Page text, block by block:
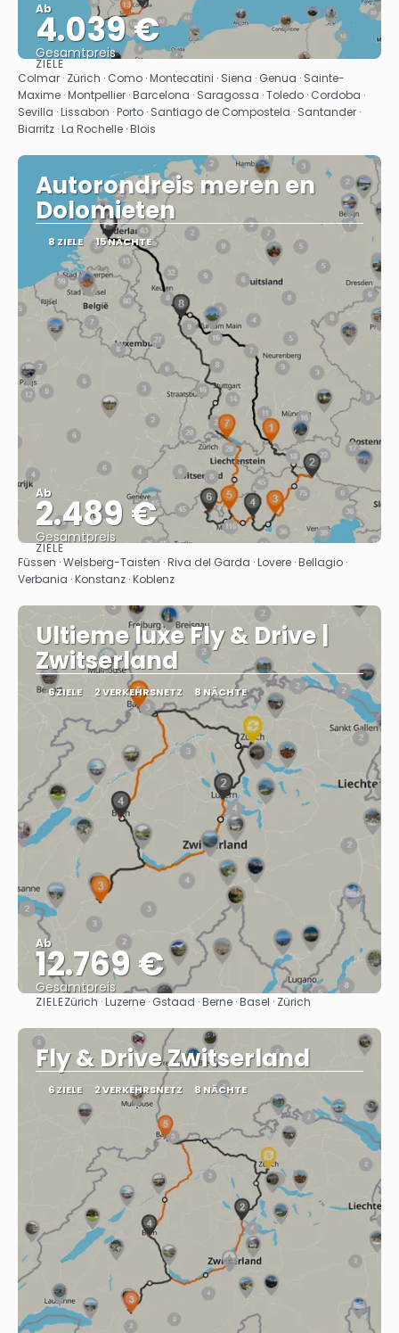
Ab
4.039 €
Gesamtpreis
Sehen
ZIELE
Colmar · Zürich · Como · Montecatini · Siena · Genua · Sainte-
Maxime · Montpellier · Barcelona · Saragossa · Toledo · Cordoba ·
Sevilla · Lissabon · Porto · Santiago de Compostela · Santander ·
Biarritz · La Rochelle · Blois
Autorondreis meren en
Dolomieten
8 ZIELE 15 NÄCHTE
Ab
2.489 €
Gesamtpreis
Sehen
ZIELE
Füssen · Welsberg-Taisten · Riva del Garda · Lovere · Bellagio ·
Verbania · Konstanz · Koblenz
Ultieme luxe Fly & Drive |
Zwitserland
6 ZIELE 2 VERKEHRSNETZ 8 NÄCHTE
Ab
12.769 €
Gesamtpreis
Sehen
ZIELEZürich · Luzerne · Gstaad · Berne · Basel · Zürich
Fly & Drive Zwitserland
6 ZIELE 2 VERKEHRSNETZ 8 NÄCHTE